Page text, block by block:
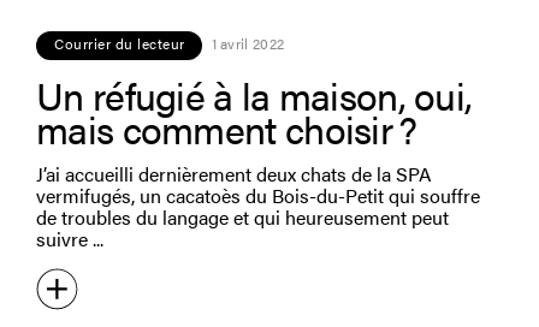
Courrier du lecteur 1 avril 2022
Un réfugié à la maison, oui,
mais comment choisir ?
J’ai accueilli dernièrement deux chats de la SPA
vermifugés, un cacatoès du Bois-du-Petit qui souffre
de troubles du langage et qui heureusement peut
suivre